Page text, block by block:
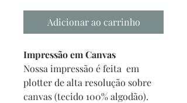
Adicionar ao carrinho
Impressão em Canvas
Nossa impressão é feita em
plotter de alta resolução sobre
canvas (tecido 100% algodão).